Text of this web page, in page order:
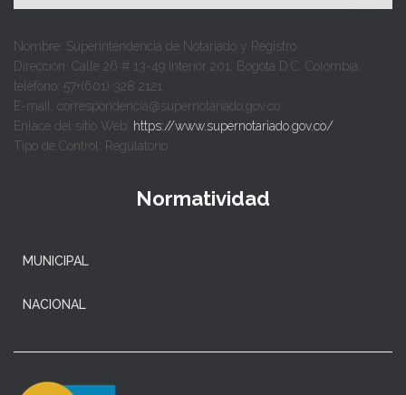
Nombre: Superintendencia de Notariado y Registro
Dirección: Calle 26 # 13-49 Interior 201, Bogotá D.C. Colombia.
teléfono: 57+(601) 328 2121
E-mail: correspondencia@supernotariado.gov.co
Enlace del sitio Web: https://www.supernotariado.gov.co/
Tipo de Control: Regulatorio
Normatividad
MUNICIPAL
NACIONAL